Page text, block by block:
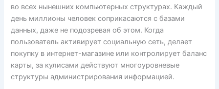
во всех нынешних компьютерных структурах. Каждый
день миллионы человек соприкасаются с базами
данных, даже не подозревая об этом. Когда
пользователь активирует социальную сеть, делает
покупку в интернет-магазине или контролирует баланс
карты, за кулисами действуют многоуровневые
структуры администрирования информацией.